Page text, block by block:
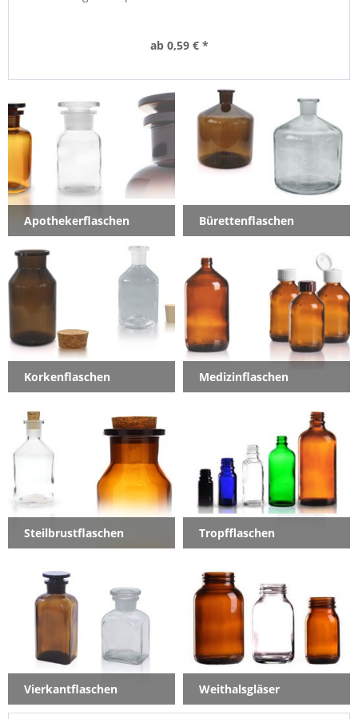
ab 0,59 € *
Apothekerflaschen Bürettenflaschen
Korkenflaschen Medizinflaschen
Steilbrustflaschen Tropfflaschen
Vierkantflaschen Weithalsgläser